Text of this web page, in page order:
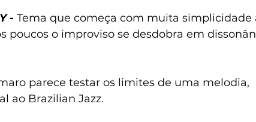
- Tema que começa com muita simplicidade
poucos o improviso se desdobra em
parece testar os limites de uma melodia,
ao Brazilian Jazz.